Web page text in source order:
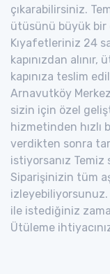
çıkarabilirsiniz.
ütüsünü büyük bir
Kıyafetleriniz 24
kapınızdan
kapınıza teslim
Arnavutköy
sizin için özel
hizmetinden hızlı
verdikten sonra
istiyorsanız Temiz
Siparişinizin tüm
ile istediğiniz
Ütüleme